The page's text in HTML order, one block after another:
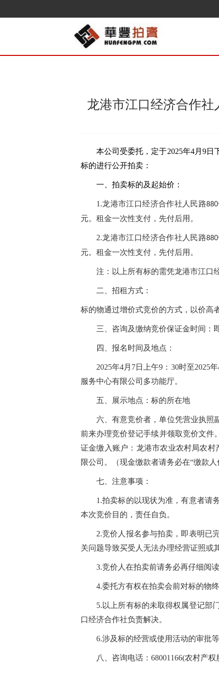
龙港市江口经济合作
本公司受委托，定于2025年4月 9日
标的进行公开拍卖：
一、拍卖标的及起始价：
1.龙港市江口经济合作社 人民路880
元。租金一次性支付，先付后用。
2.龙港市江口经济合作社 人民路880
元。租金一次性支付，先付后用。
注： 以上所有标的需凭龙港市江口
二、 招租方式：
标的物通过增价式竞价的方式，以价高
三、咨询及缴纳竞价保证金时间：
四、报名时间及地点：
2025年4月7日上午9：30时至2025
服务中心有限公司多功能厅。
五、展示地点：标的所在地
六、有意竞价者，单位凭营业执照
前来办理竞价登记手续并领取竞价文件
证金缴入账户：龙港市农业农村局农村
限公司。（现金缴款者请务必在“缴款
七、注意事项：
1.拍卖标的以现状为准，有意者请
本次竞价目的，责任自负。
2.竞价人报名参与拍卖，即表明已
关问题导致买受人无法办理经营证照或
3.竞价人在拍卖前请务必再仔细阅
4.委托方有权在拍卖会前对标的物
5.以上所有标的未取得权属登记部
口经济合作社负责解决。
6.涉及标的经营或使用活动的审批
八、咨询电话：68001166(农村产